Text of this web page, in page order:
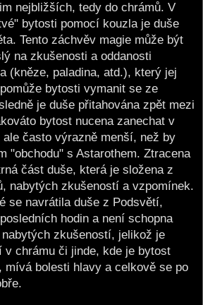
nejbližších, tedy do chrámů. V
bytosti pomocí kouzla je duše
Tento záchvěv magie může být
na zkušenosti a oddanosti
(kněze, paladina, atd.), který jej
bytosti vymanit se ze
je duše přitahována zpět mezi
bytost nucena zanechat v
často výrazně menší, než by
"obchodu" s Astarothem. Ztracena
část duše, která je složena z
nabytých zkušeností a vzpomínek.
se navrátila duše z Podsvětí,
hodin a není schopna
zkušeností, jelikož je
v chrámu či jinde, kde je bytost
mívá bolesti hlavy a celkově se po